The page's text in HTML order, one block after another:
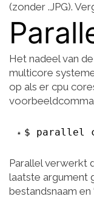
(zonder .JPG).
Het nadeel van
multicore
op als er cpu
$ parallel
Parallel verwerkt
laatste argument
bestandsnaam en